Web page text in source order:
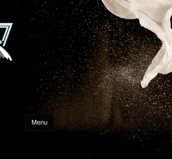
Menu Aller au contenu